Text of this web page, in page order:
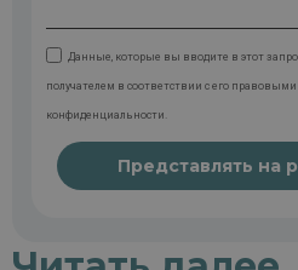
Данные, которые вы вводите в этот
получателем в соответствии с его
конфиденциальности.
Представлять на